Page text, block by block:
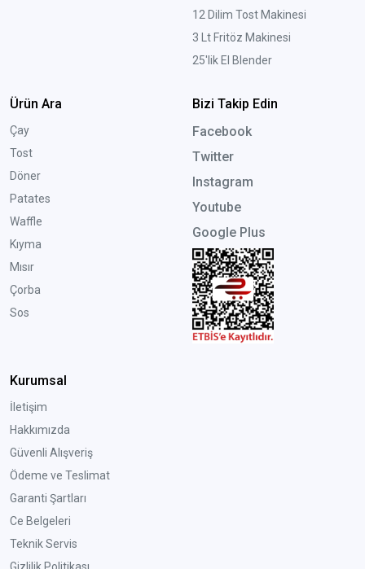
12 Dilim Tost Makinesi
3 Lt Fritöz Makinesi
25'lik El Blender
Ürün Ara
Çay
Tost
Döner
Patates
Waffle
Kıyma
Mısır
Çorba
Sos
Bizi Takip Edin
Facebook
Twitter
Instagram
Youtube
Google Plus
Kurumsal
İletişim
Hakkımızda
Güvenli Alışveriş
Ödeme ve Teslimat
Garanti Şartları
Ce Belgeleri
Teknik Servis